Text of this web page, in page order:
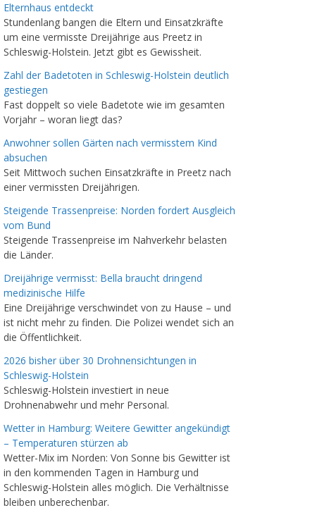
Elternhaus entdeckt
Stundenlang bangen die Eltern und Einsatzkräfte
um eine vermisste Dreijährige aus Preetz in
Schleswig-Holstein. Jetzt gibt es Gewissheit.
Zahl der Badetoten in Schleswig-Holstein deutlich
gestiegen
Fast doppelt so viele Badetote wie im gesamten
Vorjahr – woran liegt das?
Anwohner sollen Gärten nach vermisstem Kind
absuchen
Seit Mittwoch suchen Einsatzkräfte in Preetz nach
einer vermissten Dreijährigen.
Steigende Trassenpreise: Norden fordert Ausgleich
vom Bund
Steigende Trassenpreise im Nahverkehr belasten
die Länder.
Dreijährige vermisst: Bella braucht dringend
medizinische Hilfe
Eine Dreijährige verschwindet von zu Hause – und
ist nicht mehr zu finden. Die Polizei wendet sich an
die Öffentlichkeit.
2026 bisher über 30 Drohnensichtungen in
Schleswig-Holstein
Schleswig-Holstein investiert in neue
Drohnenabwehr und mehr Personal.
Wetter in Hamburg: Weitere Gewitter angekündigt
– Temperaturen stürzen ab
Wetter-Mix im Norden: Von Sonne bis Gewitter ist
in den kommenden Tagen in Hamburg und
Schleswig-Holstein alles möglich. Die Verhältnisse
bleiben unberechenbar.